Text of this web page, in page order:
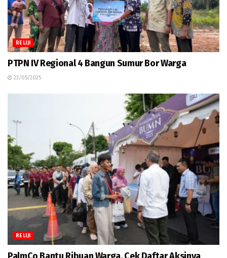
RELIJI
PTPN IV Regional 4 Bangun Sumur Bor Warga
23/05/2025
RELIJI